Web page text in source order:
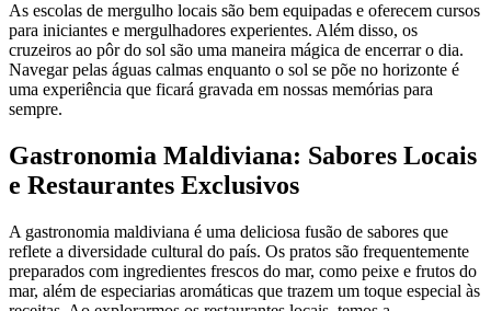
As escolas de mergulho locais são bem equipadas e oferecem cursos
para iniciantes e mergulhadores experientes. Além disso, os
cruzeiros ao pôr do sol são uma maneira mágica de encerrar o dia.
Navegar pelas águas calmas enquanto o sol se põe no horizonte é
uma experiência que ficará gravada em nossas memórias para
sempre.
Gastronomia Maldiviana: Sabores Locais
e Restaurantes Exclusivos
A gastronomia maldiviana é uma deliciosa fusão de sabores que
reflete a diversidade cultural do país. Os pratos são frequentemente
preparados com ingredientes frescos do mar, como peixe e frutos do
mar, além de especiarias aromáticas que trazem um toque especial às